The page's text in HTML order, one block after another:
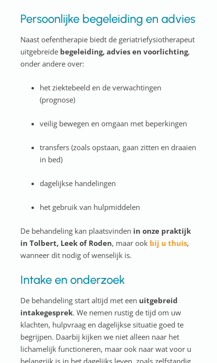
Persoonlijke begeleiding en advies
Naast oefentherapie biedt de geriatriefysiotherapeut
uitgebreide begeleiding, advies en voorlichting,
onder andere over:
het ziektebeeld en de verwachtingen
(prognose)
veilig bewegen en omgaan met beperkingen
transfers (zoals opstaan, gaan zitten en draaien
in bed)
dagelijkse handelingen
het gebruik van hulpmiddelen
De behandeling kan plaatsvinden in onze praktijk
in Tolbert, Leek of Roden, maar ook bij u thuis,
wanneer dit nodig of wenselijk is.
Intake en onderzoek
De behandeling start altijd met een uitgebreid
intakegesprek. We nemen rustig de tijd om uw
klachten, hulpvraag en dagelijkse situatie goed te
begrijpen. Daarbij kijken we niet alleen naar het
lichamelijk functioneren, maar ook naar wat voor u